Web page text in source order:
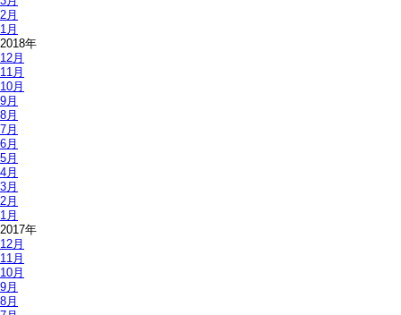
2月
1月
2018年
12月
11月
10月
9月
8月
7月
6月
5月
4月
3月
2月
1月
2017年
12月
11月
10月
9月
8月